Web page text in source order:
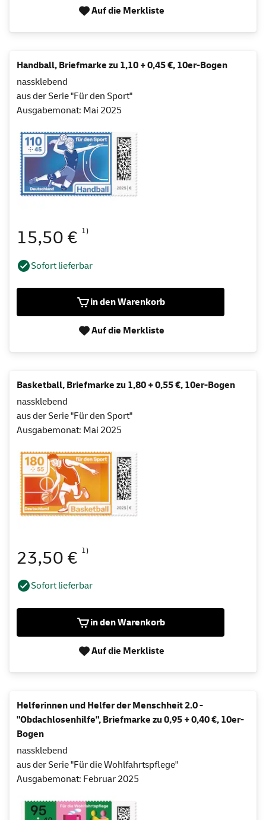
Auf die Merkliste
Handball, Briefmarke zu 1,10 + 0,45 €, 10er-Bogen
nassklebend
aus der Serie "Für den Sport"
Ausgabemonat: Mai 2025
15,50 € 1)
Sofort lieferbar
in den Warenkorb
Auf die Merkliste
Basketball, Briefmarke zu 1,80 + 0,55 €, 10er-Bogen
nassklebend
aus der Serie "Für den Sport"
Ausgabemonat: Mai 2025
23,50 € 1)
Sofort lieferbar
in den Warenkorb
Auf die Merkliste
Helferinnen und Helfer der Menschheit 2.0 -
"Obdachlosenhilfe", Briefmarke zu 0,95 + 0,40 €, 10er-
Bogen
nassklebend
aus der Serie "Für die Wohlfahrtspflege"
Ausgabemonat: Februar 2025